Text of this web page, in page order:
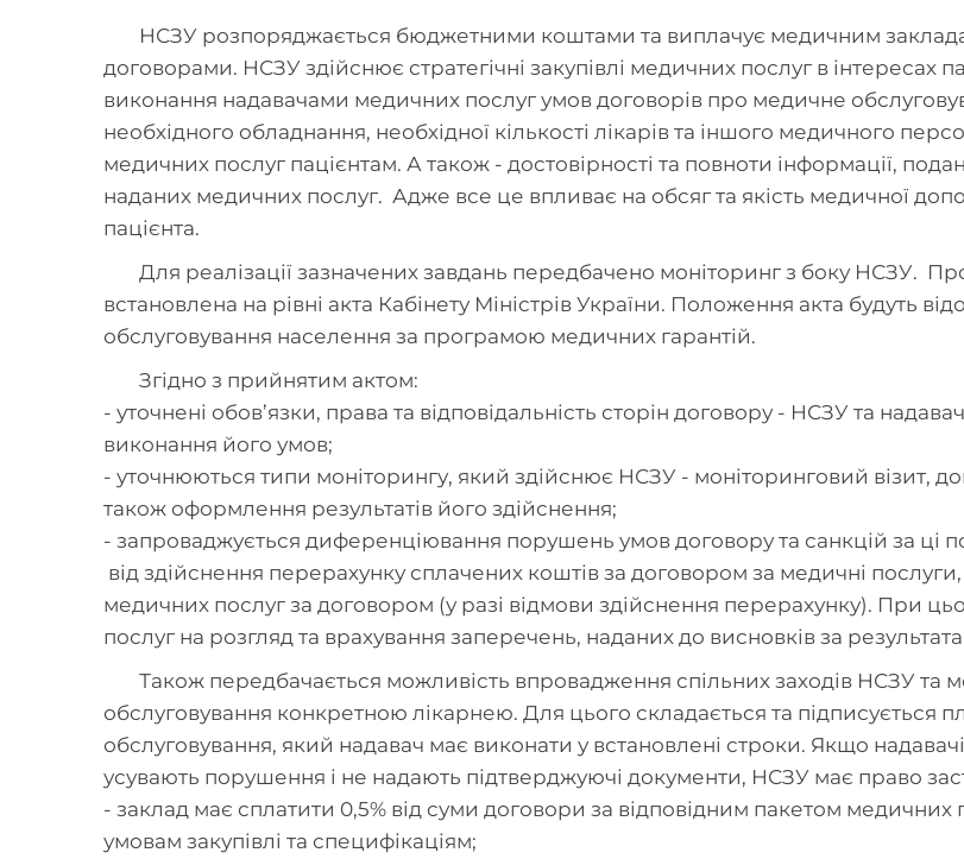
НСЗУ розпоряджається бюджетними коштами та виплачує медичним
договорами. НСЗУ здійснює стратегічні закупівлі медичних послуг в інтересах
виконання надавачами медичних послуг умов договорів про медичне
необхідного обладнання, необхідної кількості лікарів та іншого медичного
медичних послуг пацієнтам. А також - достовірності та повноти інформації,
наданих медичних послуг. Адже все це впливає на обсяг та якість медичної
пацієнта.
Для реалізації зазначених завдань передбачено моніторинг з боку НСЗУ.
встановлена на рівні акта Кабінету Міністрів України. Положення акта будуть
обслуговування населення за програмою медичних гарантій.
Згідно з прийнятим актом:
- уточнені обов’язки, права та відповідальність сторін договору - НСЗУ та
виконання його умов;
- уточнюються типи моніторингу, який здійснює НСЗУ - моніторинговий візит,
також оформлення результатів його здійснення;
- запроваджується диференціювання порушень умов договору та санкцій за ці
від здійснення перерахунку сплачених коштів за договором за медичні
медичних послуг за договором (у разі відмови здійснення перерахунку). При
послуг на розгляд та врахування заперечень, наданих до висновків за
Також передбачається можливість впровадження спільних заходів НСЗУ
обслуговування конкретною лікарнею. Для цього складається та підписується
обслуговування, який надавач має виконати у встановлені строки. Якщо
усувають порушення і не надають підтверджуючі документи, НСЗУ має право
- заклад має сплатити 0,5% від суми договори за відповідним пакетом медичних
умовам закупівлі та специфікаціям;